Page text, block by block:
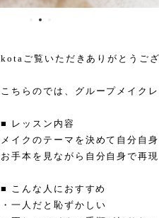
kotaご覧いただきありがとうござ
こちらのでは、グループメイク
■ レッスン内容
メイクのテーマを決めて自分自
お手本を見ながら自分自身で再
■ こんな人におすすめ
・一人だと恥ずかしい